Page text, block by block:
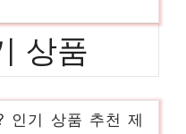
상품
인기 상품 추천 제